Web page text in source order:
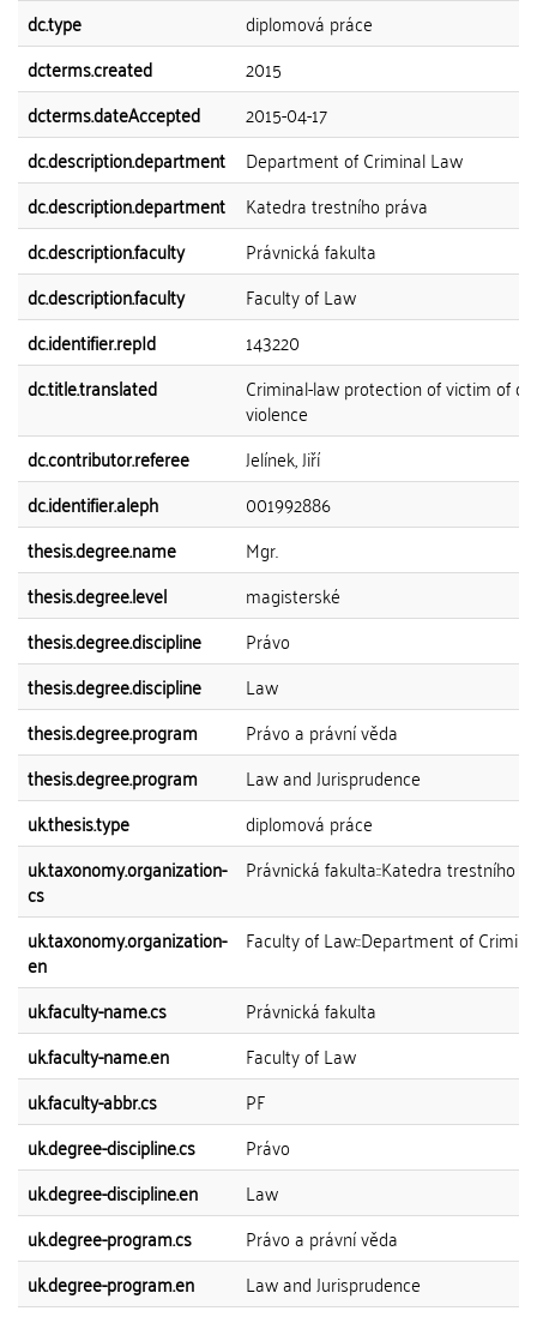
dc.type
diplomová práce
dcterms.created
2015
dcterms.dateAccepted
2015-04-17
dc.description.department
Department of Criminal Law
dc.description.department
Katedra trestního práva
dc.description.faculty
Právnická fakulta
dc.description.faculty
Faculty of Law
dc.identifier.repId
143220
dc.title.translated
Criminal-law protection of victim of
violence
dc.contributor.referee
Jelínek, Jiří
dc.identifier.aleph
001992886
thesis.degree.name
Mgr.
thesis.degree.level
magisterské
thesis.degree.discipline
Právo
thesis.degree.discipline
Law
thesis.degree.program
Právo a právní věda
thesis.degree.program
Law and Jurisprudence
uk.thesis.type
diplomová práce
uk.taxonomy.organization-
cs
Právnická fakulta::Katedra trestního
uk.taxonomy.organization-
en
Faculty of Law::Department of
uk.faculty-name.cs
Právnická fakulta
uk.faculty-name.en
Faculty of Law
uk.faculty-abbr.cs
PF
uk.degree-discipline.cs
Právo
uk.degree-discipline.en
Law
uk.degree-program.cs
Právo a právní věda
uk.degree-program.en
Law and Jurisprudence